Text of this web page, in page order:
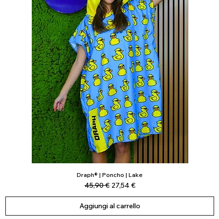
Vista rapida
Draph® | Poncho | Lake
Prezzo regolare
45,90 € Prezzo scontato
27,54 €
Aggiungi al carrello